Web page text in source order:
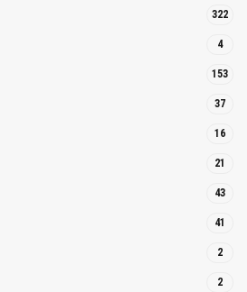
322
4
153
37
16
21
43
41
2
2